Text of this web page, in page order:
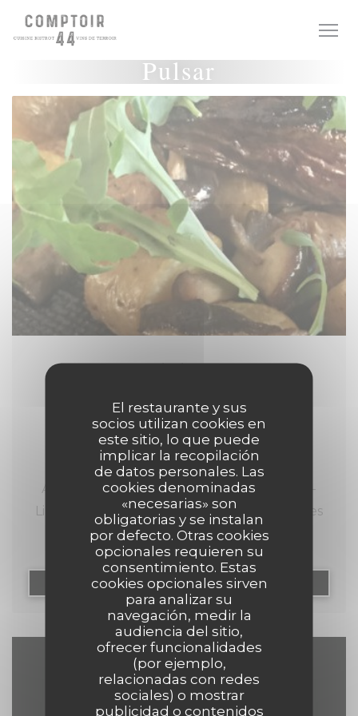
Personalización de sus opciones de cookies
El restaurante y sus
socios utilizan cookies en
este sitio, lo que puede
implicar la recopilación
de datos personales. Las
cookies denominadas
«necesarias» son
obligatorias y se instalan
por defecto. Otras cookies
opcionales requieren su
consentimiento. Estas
cookies opcionales sirven
para analizar su
navegación, medir la
audiencia del sitio,
ofrecer funcionalidades
(por ejemplo,
relacionadas con redes
sociales) o mostrar
publicidad o contenidos
Pulsar
Comptoir 44 : cuisine de saison et
charme d’antan
Au 44 de la typique rue de Gand du Vieux-
Lille, on découvre une brasserie aux charmes
d’antan avec ses briques et ses poutres
apparentes le tout dans une ambiance bistrot
décontractée : bienvenue au Comptoir 44 !
Au Comptoir 44, c’est une cuisine saisonnière
et variée qui est proposée avec une exigence
particulière pour la qualité et la fraîcheur des
produits issus essentiellement de la Région.
C’est pour cette raison que la carte du jour
LEA EL ARTICULO((ABRE EN UNA
Mapa y Contacto